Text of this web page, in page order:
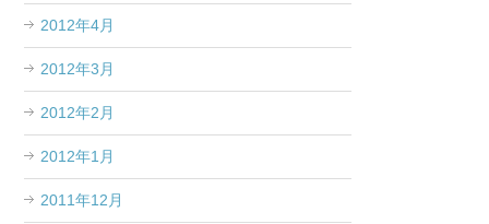
2012年4月
2012年3月
2012年2月
2012年1月
2011年12月